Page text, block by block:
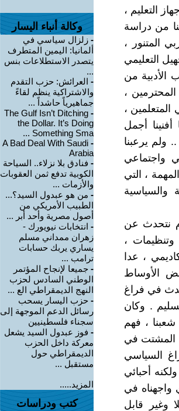
التعليم ،
من دراسة
المتنور ،
التعليمي
الأدبية من
المحترمين ،
المتعلمين ،
أجمل
ولم يرعبنا
واجتماعي
، التي
والسياسية
نتحدث عن
،
المساواة ، وأكثر من (35) الف أكاديمي ، عدا
الأوساط
في فراغ
. وكان
، فهم
المشتت في
السياسي
أحبائي
واجهناه في
وغير قابل
وكالة أنباء اليسار
- زلزال سياسي في
ألمانيا: اليمين المتطرف
يتصدر الاستطلاعات بنس
...
- العرائش: حزب التقدم
والاشتراكية ينظم لقاءً
جماهيرياً حاشداً ...
-
The Gulf Isn’t Ditching
the Dollar. It’s Doing
Something Sma ...
-
A Bad Deal With Saudi
Arabia
- فنادق بلا نزلاء.. السياحة
الكوبية تدفع ثمن العقوبات
والأزمات ...
- من هو عبدول السيد؟...
الطبيب الأمريكي من
أصول مصرية وأحد أبر ...
- انتخابات نيويورك -
زهران ممداني مسلم
يساري يربك حسابات
ترامب ...
- جميعا لإنجاح المؤتمر
الوطني السادس لحزب
النهج الديمقراطي الع ...
- حزب اليسار يسحب
رسائل الدعم الموجهة إلى
سجناء فلسطينيين
- فوز عبدول السيد يشعل
معركة داخل الحزب
الديمقراطي حول
مستقبل ...
المزيد.....
كتب ودراسات